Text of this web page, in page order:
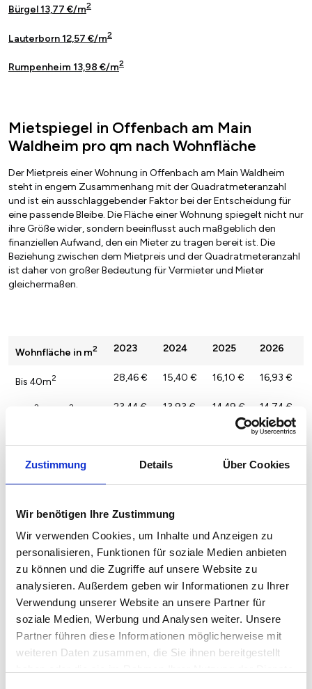
Zustimmung Details Über Cookies
Wir benötigen Ihre Zustimmung
Wir verwenden Cookies, um Inhalte und Anzeigen zu
personalisieren, Funktionen für soziale Medien anbieten
zu können und die Zugriffe auf unsere Website zu
analysieren. Außerdem geben wir Informationen zu Ihrer
Verwendung unserer Website an unsere Partner für
soziale Medien, Werbung und Analysen weiter. Unsere
Partner führen diese Informationen möglicherweise mit
weiteren Daten zusammen, die Sie ihnen bereitgestellt
Bürgel 13,77 €/m2
Lauterborn 12,57 €/m2
Rumpenheim 13,98 €/m2
Mietspiegel in Offenbach am Main
Waldheim pro qm nach Wohnfläche
Der Mietpreis einer Wohnung in Offenbach am Main Waldheim
steht in engem Zusammenhang mit der Quadratmeteranzahl
und ist ein ausschlaggebender Faktor bei der Entscheidung für
eine passende Bleibe. Die Fläche einer Wohnung spiegelt nicht nur
ihre Größe wider, sondern beeinflusst auch maßgeblich den
finanziellen Aufwand, den ein Mieter zu tragen bereit ist. Die
Beziehung zwischen dem Mietpreis und der Quadratmeteranzahl
ist daher von großer Bedeutung für Vermieter und Mieter
gleichermaßen.
Wohnfläche in m2 2023 2024 2025 2026
Bis 40m2 28,46 € 15,40 € 16,10 € 16,93 €
2 2 23,44 € 13,93 € 14,49 € 14,74 €
14,56 €
Über 90m2 20,24 € 13,64 € 14,18 € 15,09 €